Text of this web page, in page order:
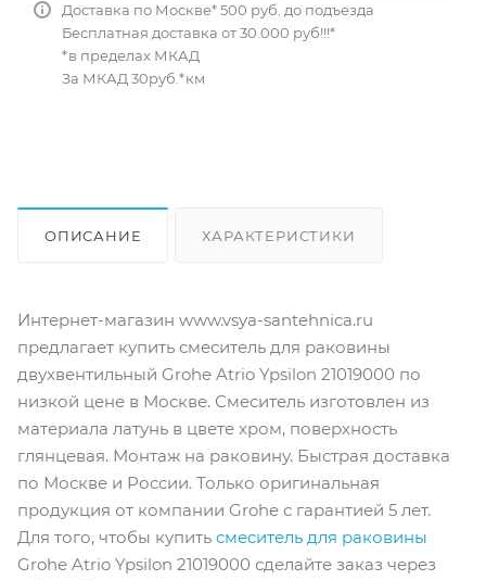
Доставка по Москве* 500 руб. до подъезда
Бесплатная доставка от 30.000 руб!!!*
*в пределах МКАД
За МКАД 30руб.*км
ОПИСАНИЕ ХАРАКТЕРИСТИКИ
Интернет-магазин www.vsya-santehnica.ru
предлагает купить смеситель для раковины
двухвентильный Grohe Atrio Ypsilon 21019000 по
низкой цене в Москве. Смеситель изготовлен из
материала латунь в цвете хром, поверхность
глянцевая. Монтаж на раковину. Быстрая доставка
по Москве и России. Только оригинальная
продукция от компании Grohe с гарантией 5 лет.
Для того, чтобы купить смеситель для раковины
Grohe Atrio Ypsilon 21019000 сделайте заказ через